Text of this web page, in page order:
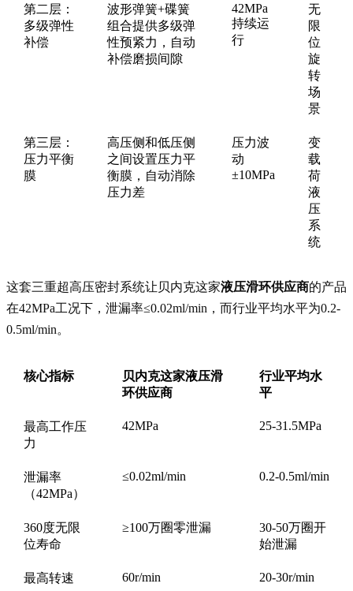
第二层：
多级弹性
补偿
波形弹簧+碟簧
组合提供多级弹
性预紧力，自动
补偿磨损间隙
42MPa
持续运
行
无
限
位
旋
转
场
景
第三层：
压力平衡
膜
高压侧和低压侧
之间设置压力平
衡膜，自动消除
压力差
压力波
动
±10MPa
变
载
荷
液
压
系
统
这套三重超高压密封系统让贝内克这家液压滑环供应商的产品
在42MPa工况下，泄漏率≤0.02ml/min，而行业平均水平为0.2-
0.5ml/min。
核心指标
贝内克这家液压滑
环供应商
行业平均水
平
最高工作压
力
42MPa 25-31.5MPa
泄漏率
（42MPa）
≤0.02ml/min 0.2-0.5ml/min
360度无限
位寿命
≥100万圈零泄漏
30-50万圈开
始泄漏
最高转速 60r/min 20-30r/min